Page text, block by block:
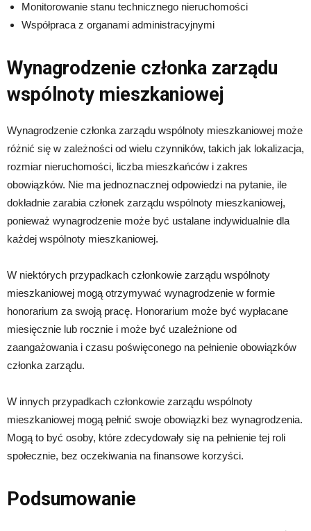
Monitorowanie stanu technicznego nieruchomości
Współpraca z organami administracyjnymi
Wynagrodzenie członka zarządu
wspólnoty mieszkaniowej
Wynagrodzenie członka zarządu wspólnoty mieszkaniowej może
różnić się w zależności od wielu czynników, takich jak lokalizacja,
rozmiar nieruchomości, liczba mieszkańców i zakres
obowiązków. Nie ma jednoznacznej odpowiedzi na pytanie, ile
dokładnie zarabia członek zarządu wspólnoty mieszkaniowej,
ponieważ wynagrodzenie może być ustalane indywidualnie dla
każdej wspólnoty mieszkaniowej.
W niektórych przypadkach członkowie zarządu wspólnoty
mieszkaniowej mogą otrzymywać wynagrodzenie w formie
honorarium za swoją pracę. Honorarium może być wypłacane
miesięcznie lub rocznie i może być uzależnione od
zaangażowania i czasu poświęconego na pełnienie obowiązków
członka zarządu.
W innych przypadkach członkowie zarządu wspólnoty
mieszkaniowej mogą pełnić swoje obowiązki bez wynagrodzenia.
Mogą to być osoby, które zdecydowały się na pełnienie tej roli
społecznie, bez oczekiwania na finansowe korzyści.
Podsumowanie